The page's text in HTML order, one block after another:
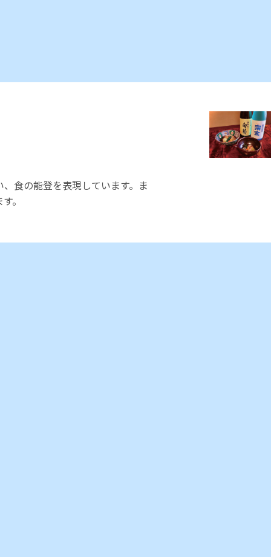
食の能登を表現しています。ま
。